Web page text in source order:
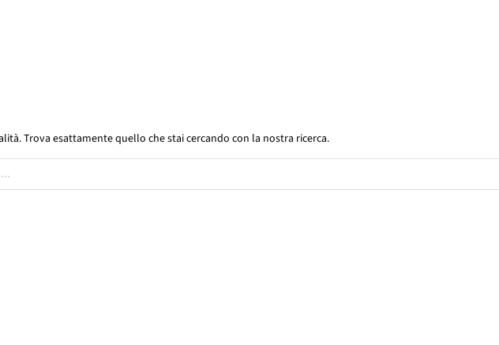
Trova esattamente quello che stai cercando con la nostra ricerca.